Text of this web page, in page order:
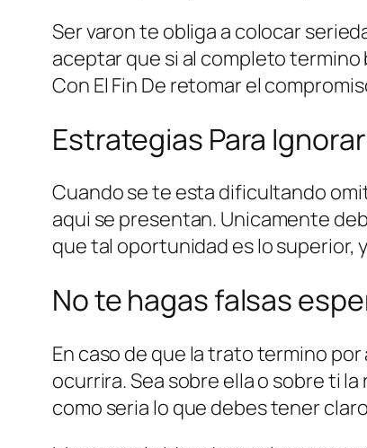
Ser varon te obliga a colocar
aceptar que si al completo
Con El Fin De retomar el
Estrategi­as Para Ignorar
Cuando se te esta dificultando
aqui se presentan. Unicamente
que tal oportunidad es lo superior,
No te hagas falsas
En caso de que la trato termino
ocurrira. Sea sobre ella o sobre ti
como seri­a lo que debes tener